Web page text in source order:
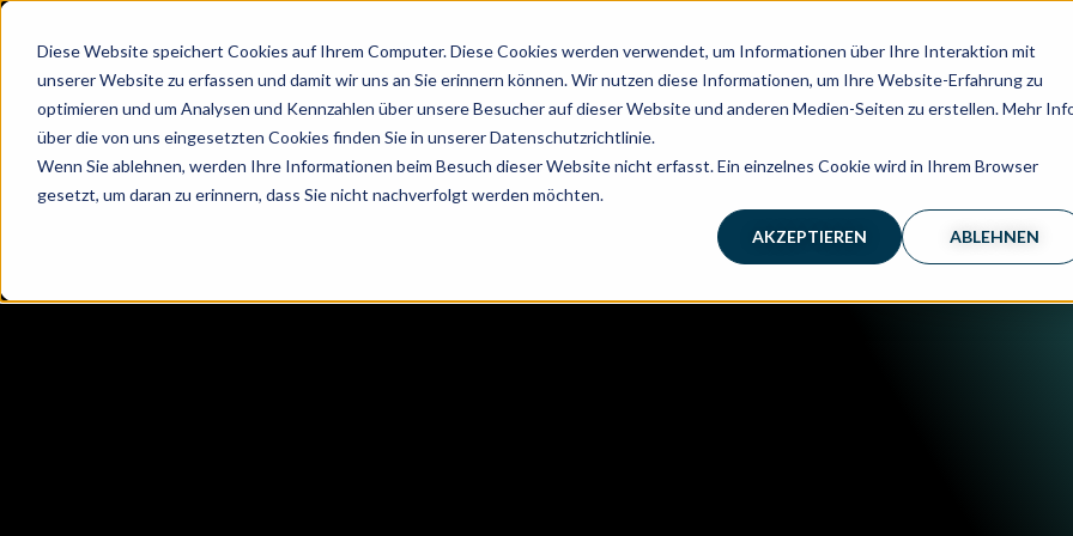
Diese Website speichert Cookies auf Ihrem Computer. Diese Cookies werden verwendet, um Informationen über Ihre Interaktion mit
unserer Website zu erfassen und damit wir uns an Sie erinnern können. Wir nutzen diese Informationen, um Ihre Website-Erfahrung zu
optimieren und um Analysen und Kennzahlen über unsere Besucher auf dieser Website und anderen Medien-Seiten zu erstellen. Mehr
über die von uns eingesetzten Cookies finden Sie in unserer Datenschutzrichtlinie.
Wenn Sie ablehnen, werden Ihre Informationen beim Besuch dieser Website nicht erfasst. Ein einzelnes Cookie wird in Ihrem Browser
gesetzt, um daran zu erinnern, dass Sie nicht nachverfolgt werden möchten.
AKZEPTIEREN ABLEHNEN